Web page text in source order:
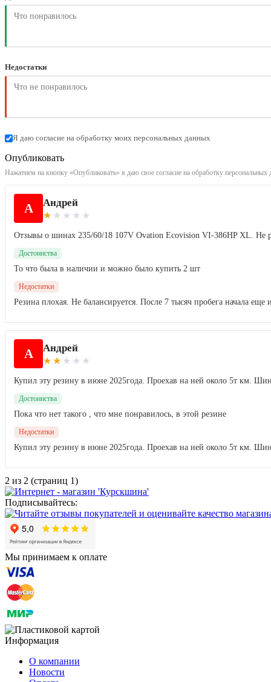
Недостатки
Я даю согласие на обработку моих персональных данных
Опубликовать
Нажатием на кнопку «Опубликовать» я даю свое согласие на обработку персональных
А Андрей
★ ★ ★ ★ ★
Отзывы о шинах 235/60/18 107V Ovation Ecovision VI-386HP XL. Не
Достоинства
То что была в наличии и можно было купить 2 шт
Недостатки
Резина плохая. Не балансируется. После 7 тысяч пробега начала еще
А Андрей
★ ★ ★ ★ ★
Купил эту резину в июне 2025года. Проехав на ней около 5т км.
Достоинства
Пока что нет такого , что мне понравилось, в этой резине
Недостатки
Купил эту резину в июне 2025года. Проехав на ней около 5т км.
2 из 2 (страниц 1)
Подписывайтесь:
Мы принимаем к оплате
Информация
О компании
Новости